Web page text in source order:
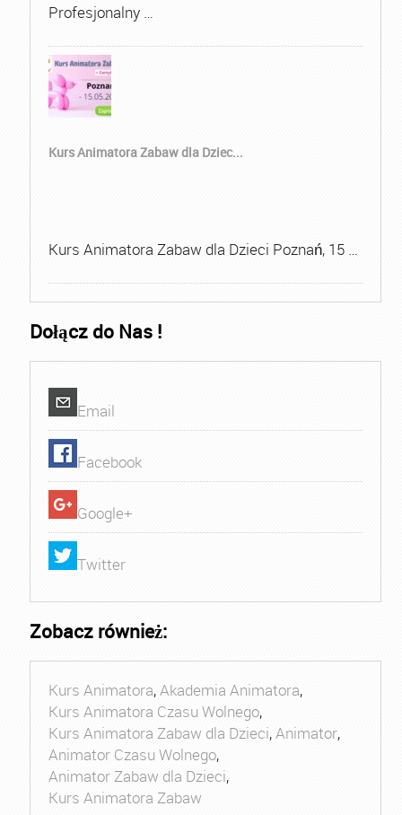
Profesjonalny …
Kurs Animatora Zabaw dla Dziec...
Kurs Animatora Zabaw dla Dzieci Poznań, 15 …
Dołącz do Nas !
Email
Facebook
Google+
Twitter
Zobacz również:
Kurs Animatora,Akademia Animatora,
Kurs Animatora Czasu Wolnego,
Kurs Animatora Zabaw dla Dzieci,Animator,
Animator Czasu Wolnego,
Animator Zabaw dla Dzieci,
Kurs Animatora Zabaw